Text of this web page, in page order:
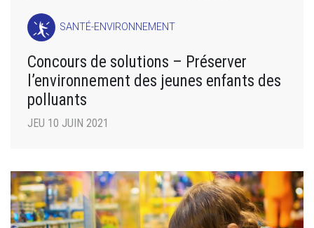
SANTÉ-ENVIRONNEMENT
Concours de solutions – Préserver
l’environnement des jeunes enfants des
polluants
JEU 10 JUIN 2021